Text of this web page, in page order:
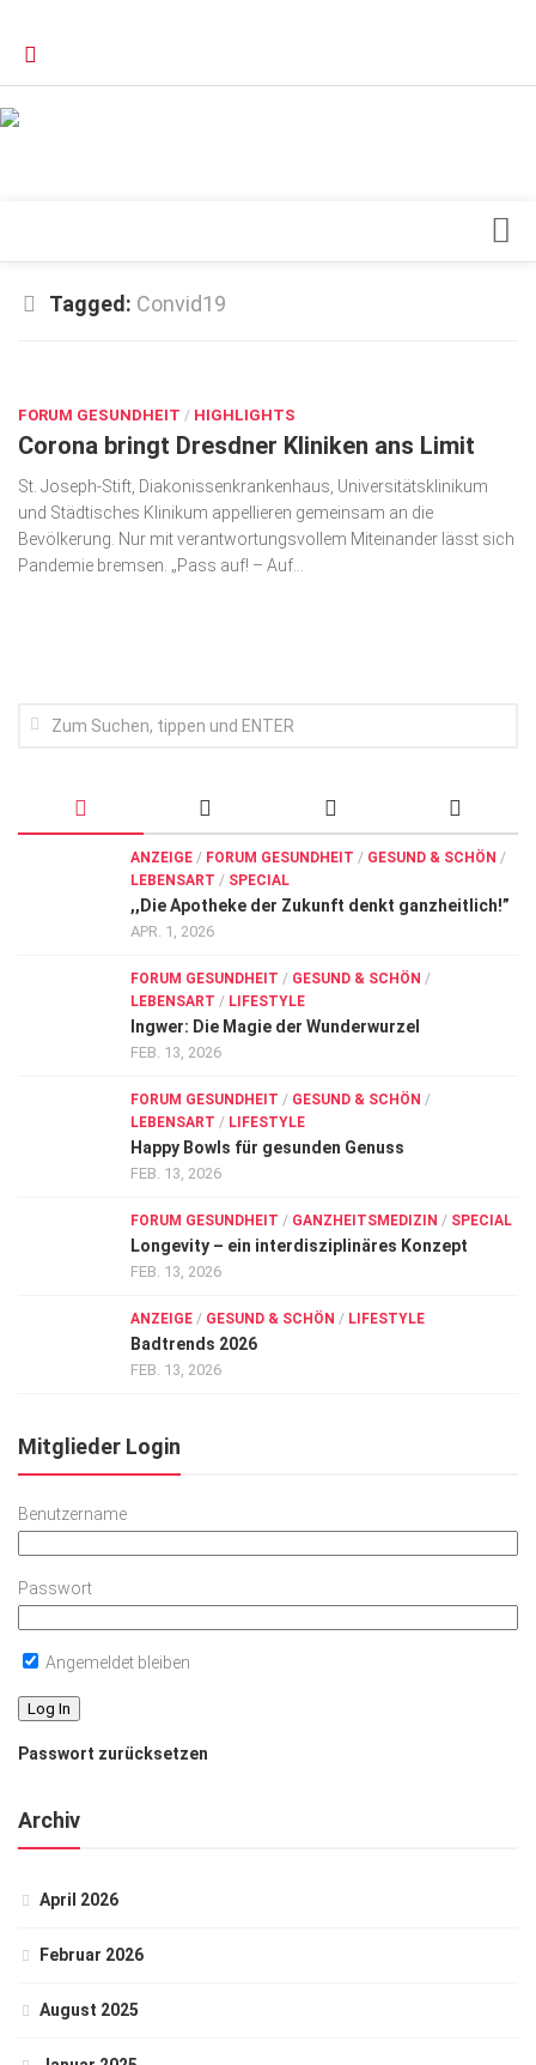
Orthopädie
Schönheit & Wohlbefinden
Special
Wirtschaft, Recht, Finanzen
Sehen
Kampf gegen Krebs
Tagged: Convid19
FORUM GESUNDHEIT / HIGHLIGHTS
Corona bringt Dresdner Kliniken ans Limit
St. Joseph-Stift, Diakonissenkrankenhaus, Universitätsklinikum
und Städtisches Klinikum appellieren gemeinsam an die
Bevölkerung. Nur mit verantwortungsvollem Miteinander lässt sich
Pandemie bremsen. „Pass auf! – Auf...
ANZEIGE / FORUM GESUNDHEIT / GESUND & SCHÖN /
LEBENSART / SPECIAL
,,Die Apotheke der Zukunft denkt ganzheitlich!”
APR. 1, 2026
FORUM GESUNDHEIT / GESUND & SCHÖN /
LEBENSART / LIFESTYLE
Ingwer: Die Magie der Wunderwurzel
FEB. 13, 2026
FORUM GESUNDHEIT / GESUND & SCHÖN /
LEBENSART / LIFESTYLE
Happy Bowls für gesunden Genuss
FEB. 13, 2026
FORUM GESUNDHEIT / GANZHEITSMEDIZIN / SPECIAL
Longevity – ein interdisziplinäres Konzept
FEB. 13, 2026
ANZEIGE / GESUND & SCHÖN / LIFESTYLE
Badtrends 2026
FEB. 13, 2026
Mitglieder Login
Benutzername
Passwort
Angemeldet bleiben
Passwort zurücksetzen
Archiv
April 2026
Februar 2026
August 2025